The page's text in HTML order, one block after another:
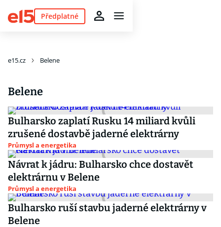
Předplatné
e15.cz Belene
Belene
Bulharsko zaplatí Rusku 14 miliard kvůli
zrušené dostavbě jaderné elektrárny
Průmysl a energetika
Návrat k jádru: Bulharsko chce dostavět
elektrárnu v Belene
Průmysl a energetika
Bulharsko ruší stavbu jaderné elektrárny v
Belene